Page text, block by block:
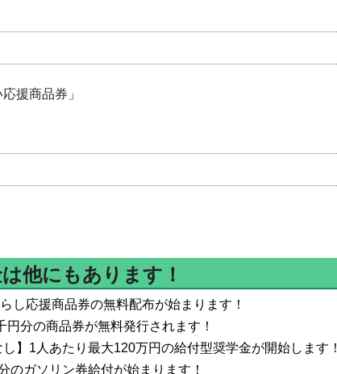
援商品券」
他にもあります！
し応援商品券の無料配布が始まります！
円分の商品券が無料発行されます！
し】1人あたり最大120万円の給付型奨学金が開始します！
のガソリン券給付が始まります！